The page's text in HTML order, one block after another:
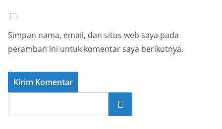
Simpan nama, email, dan situs web saya pada
peramban ini untuk komentar saya berikutnya.
Cari